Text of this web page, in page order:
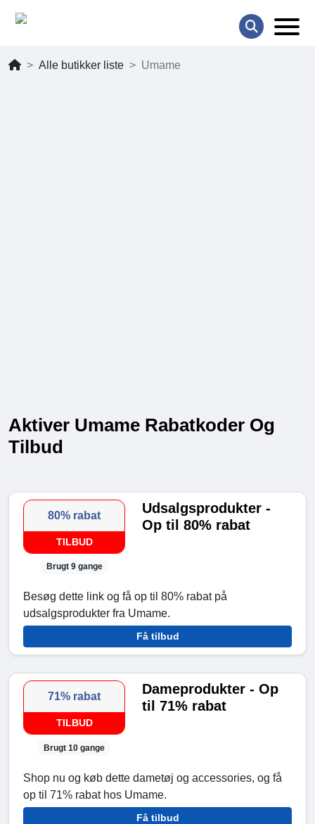
Alle butikker liste Umame
Aktiver Umame Rabatkoder Og
Tilbud
80% rabat
TILBUD
Brugt 9 gange
Udsalgsprodukter -
Op til 80% rabat
Besøg dette link og få op til 80% rabat på
udsalgsprodukter fra Umame.
Få tilbud
71% rabat
TILBUD
Brugt 10 gange
Dameprodukter - Op
til 71% rabat
Shop nu og køb dette dametøj og accessories, og få
op til 71% rabat hos Umame.
Få tilbud